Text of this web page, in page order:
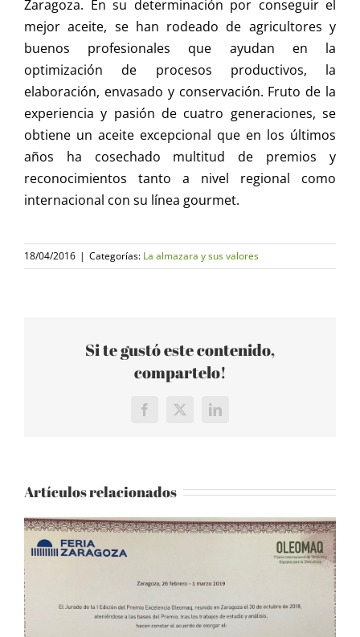
Zaragoza. En su determinación por conseguir el
mejor aceite, se han rodeado de agricultores y
buenos profesionales que ayudan en la
optimización de procesos productivos, la
elaboración, envasado y conservación. Fruto de la
experiencia y pasión de cuatro generaciones, se
obtiene un aceite excepcional que en los últimos
años ha cosechado multitud de premios y
reconocimientos tanto a nivel regional como
internacional con su línea gourmet.
18/04/2016 | Categorías: La almazara y sus valores
Si te gustó este contenido,
compartelo!
Facebook
X LinkedIn
Artículos relacionados